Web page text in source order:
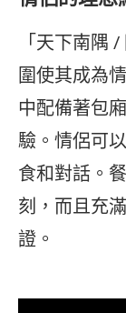
「天下南隅
圍使其成為
中配備著包
驗。情侶可
食和對話。
刻，而且充
證。